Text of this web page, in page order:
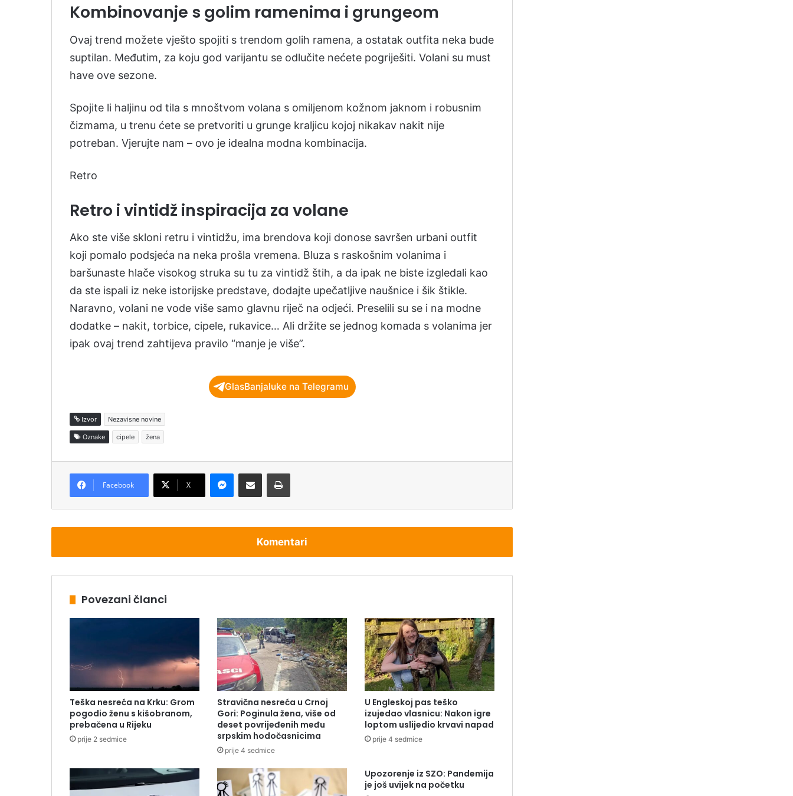
Kombinovanje s golim ramenima i grungeom
Ovaj trend možete vješto spojiti s trendom golih ramena, a ostatak outfita neka bude
suptilan. Međutim, za koju god varijantu se odlučite nećete pogriješiti. Volani su must
have ove sezone.
Spojite li haljinu od tila s mnoštvom volana s omiljenom kožnom jaknom i robusnim
čizmama, u trenu ćete se pretvoriti u grunge kraljicu kojoj nikakav nakit nije
potreban. Vjerujte nam – ovo je idealna modna kombinacija.
Retro
Retro i vintidž inspiracija za volane
Ako ste više skloni retru i vintidžu, ima brendova koji donose savršen urbani outfit
koji pomalo podsjeća na neka prošla vremena. Bluza s raskošnim volanima i
baršunaste hlače visokog struka su tu za vintidž štih, a da ipak ne biste izgledali kao
da ste ispali iz neke istorijske predstave, dodajte upečatljive naušnice i šik štikle.
Naravno, volani ne vode više samo glavnu riječ na odjeći. Preselili su se i na modne
dodatke – nakit, torbice, cipele, rukavice… Ali držite se jednog komada s volanima jer
ipak ovaj trend zahtijeva pravilo “manje je više”.
GlasBanjaluke na Telegramu
Izvor Nezavisne novine
Oznake cipele žena
Facebook X
Komentari
Povezani članci
Teška nesreća na Krku: Grom
pogodio ženu s kišobranom,
prebačena u Rijeku
prije 2 sedmice
Stravična nesreća u Crnoj
Gori: Poginula žena, više od
deset povrijeđenih među
srpskim hodočasnicima
prije 4 sedmice
U Engleskoj pas teško
izujedao vlasnicu: Nakon igre
loptom uslijedio krvavi napad
prije 4 sedmice
Upozorenje iz SZO: Pandemija
je još uvijek na početku